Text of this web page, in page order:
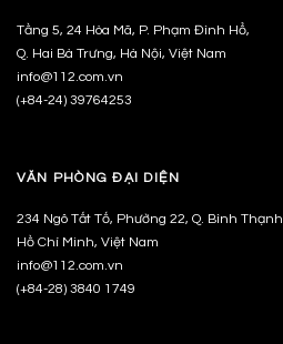
Tầng 5, 24 Hòa Mã, P. Phạm Đình Hổ,
Q. Hai Bà Trưng, Hà Nội, Việt Nam
info@112.com.vn
(+84-24) 39764253
VĂN PHÒNG ĐẠI DIỆN
234 Ngô Tất Tố, Phường 22, Q. Bình Thạnh
Hồ Chí Minh, Việt Nam
info@112.com.vn
(+84-28) 3840 1749